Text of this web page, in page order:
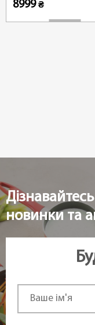
8999₴
новинки та